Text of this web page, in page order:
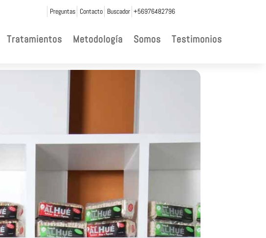
Preguntas Contacto Buscador +56976482796
Tratamientos Metodología Somos Testimonios